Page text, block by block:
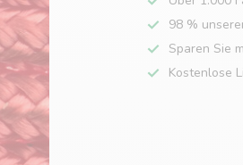
98 %
Sparen Sie
Kostenlose